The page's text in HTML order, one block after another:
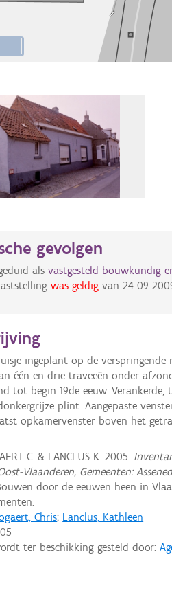
gevolgen
als vastgesteld bouwkundig
was geldigvan 24-09-
ingeplant op de
één en drie traveeën onder
tot begin 19de eeuw. Verankerde,
plint. Aangepaste
opkamervenster boven het
C. & LANCLUS K. 2005:
Vlaanderen, Gemeenten:
door de eeuwen heen in
Chris; Lanclus, Kathleen
ter beschikking gesteld door: